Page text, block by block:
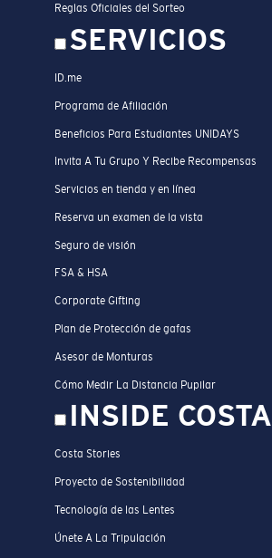
Reglas Oficiales del Sorteo
SERVICIOS
ID.me
Programa de Afiliación
Beneficios Para Estudiantes UNIDAYS
Invita A Tu Grupo Y Recibe Recompensas
Servicios en tienda y en línea
Reserva un examen de la vista
Seguro de visión
FSA & HSA
Corporate Gifting
Plan de Protección de gafas
Asesor de Monturas
Cómo Medir La Distancia Pupilar
INSIDE COSTA
Costa Stories
Proyecto de Sostenibilidad
Tecnología de las Lentes
Únete A La Tripulación